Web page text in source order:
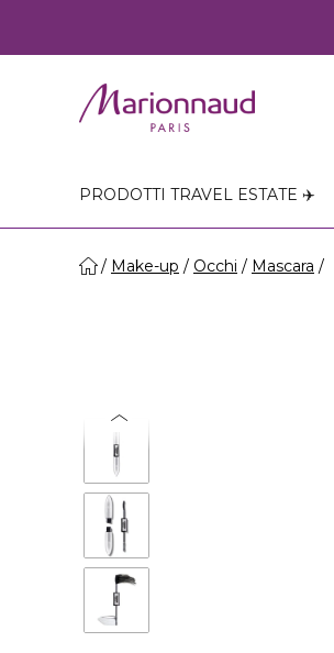
PRODOTTI TRAVEL ESTATE ✈️
Make-up Occhi Mascara